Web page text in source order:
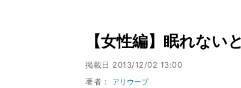
【女性編】眠れな
掲載日 2013/12/02 13:00
著者： アリウープ